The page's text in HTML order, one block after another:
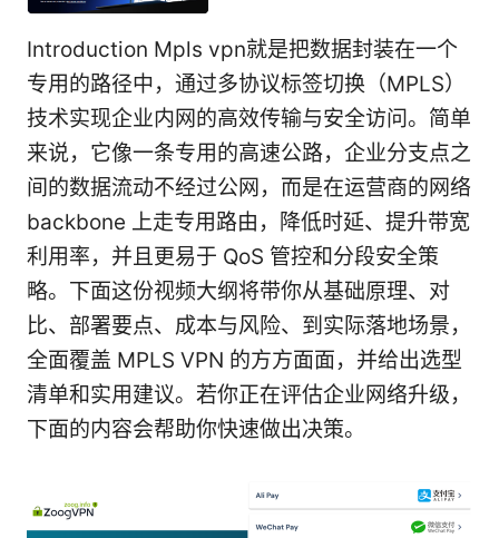
Introduction Mpls vpn就是把数据封装在一个
专用的路径中，通过多协议标签切换（MPLS）
技术实现企业内网的高效传输与安全访问。简单
来说，它像一条专用的高速公路，企业分支点之
间的数据流动不经过公网，而是在运营商的网络
backbone 上走专用路由，降低时延、提升带宽
利用率，并且更易于 QoS 管控和分段安全策
略。下面这份视频大纲将带你从基础原理、对
比、部署要点、成本与风险、到实际落地场景，
全面覆盖 MPLS VPN 的方方面面，并给出选型
清单和实用建议。若你正在评估企业网络升级，
下面的内容会帮助你快速做出决策。